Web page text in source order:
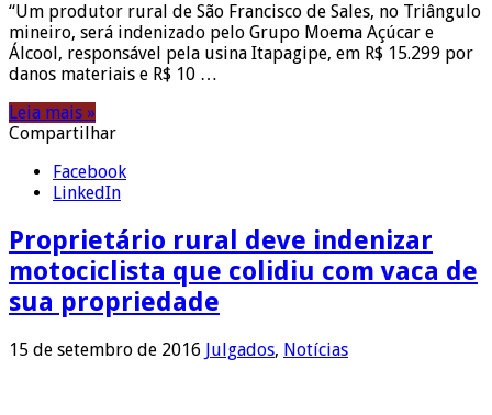
“Um produtor rural de São Francisco de Sales, no Triângulo
mineiro, será indenizado pelo Grupo Moema Açúcar e
Álcool, responsável pela usina Itapagipe, em R$ 15.299 por
danos materiais e R$ 10 …
Leia mais »
Compartilhar
Facebook
LinkedIn
Proprietário rural deve indenizar
motociclista que colidiu com vaca de
sua propriedade
15 de setembro de 2016 Julgados, Notícias